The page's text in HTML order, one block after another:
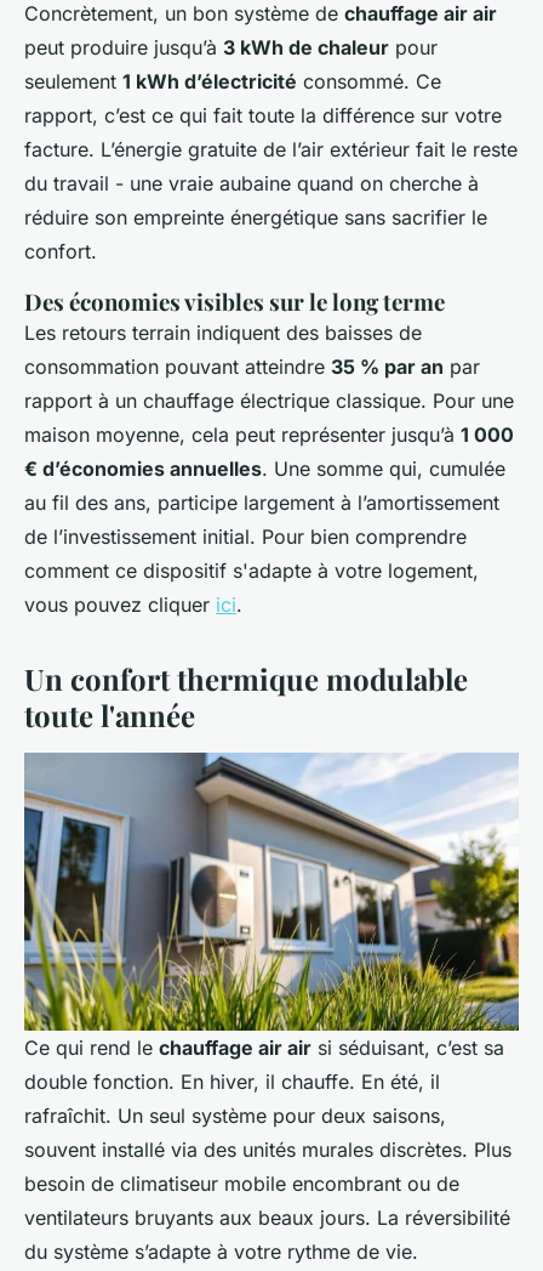
Concrètement, un bon système de chauffage air air
peut produire jusqu’à 3 kWh de chaleur pour
seulement 1 kWh d’électricité consommé. Ce
rapport, c’est ce qui fait toute la différence sur votre
facture. L’énergie gratuite de l’air extérieur fait le reste
du travail - une vraie aubaine quand on cherche à
réduire son empreinte énergétique sans sacrifier le
confort.
Des économies visibles sur le long terme
Les retours terrain indiquent des baisses de
consommation pouvant atteindre 35 % par an par
rapport à un chauffage électrique classique. Pour une
maison moyenne, cela peut représenter jusqu’à 1 000
€ d’économies annuelles. Une somme qui, cumulée
au fil des ans, participe largement à l’amortissement
de l’investissement initial. Pour bien comprendre
comment ce dispositif s'adapte à votre logement,
vous pouvez cliquer ici.
Un confort thermique modulable
toute l'année
Ce qui rend le chauffage air air si séduisant, c’est sa
double fonction. En hiver, il chauffe. En été, il
rafraîchit. Un seul système pour deux saisons,
souvent installé via des unités murales discrètes. Plus
besoin de climatiseur mobile encombrant ou de
ventilateurs bruyants aux beaux jours. La réversibilité
du système s’adapte à votre rythme de vie.